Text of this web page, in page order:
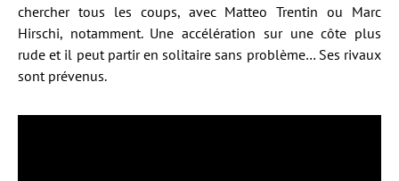
chercher tous les coups, avec Matteo Trentin ou Marc
Hirschi, notamment. Une accélération sur une côte plus
rude et il peut partir en solitaire sans problème… Ses rivaux
sont prévenus.